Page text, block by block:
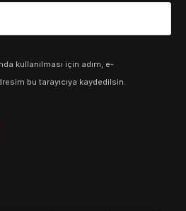
kullanılması için adım, e-
bu tarayıcıya kaydedilsin.